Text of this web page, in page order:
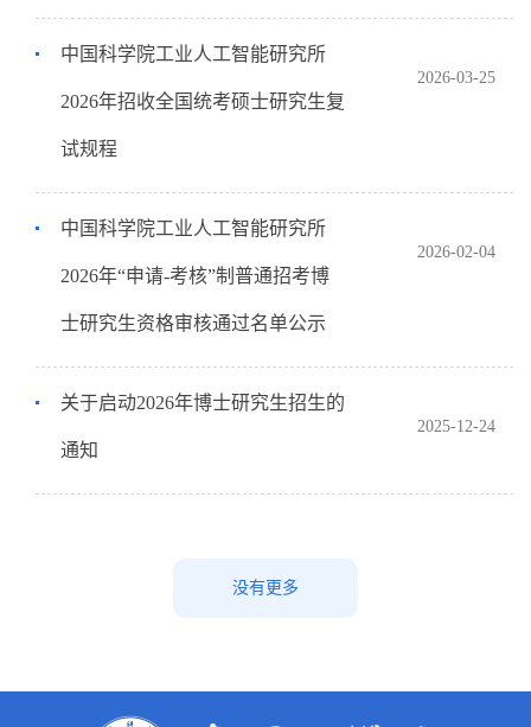
中国科学院工业人工智能研究所
2026年招收全国统考硕士研究生复
试规程
2026-03-25
中国科学院工业人工智能研究所
2026年“申请-考核”制普通招考博
士研究生资格审核通过名单公示
2026-02-04
关于启动2026年博士研究生招生的
通知
2025-12-24
没有更多